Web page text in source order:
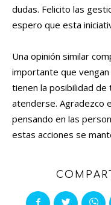
dudas. Felicito las
espero que esta
Una opinión similar
importante que
tienen la posibilidad de
atenderse. Agradezco
pensando en las
estas acciones se